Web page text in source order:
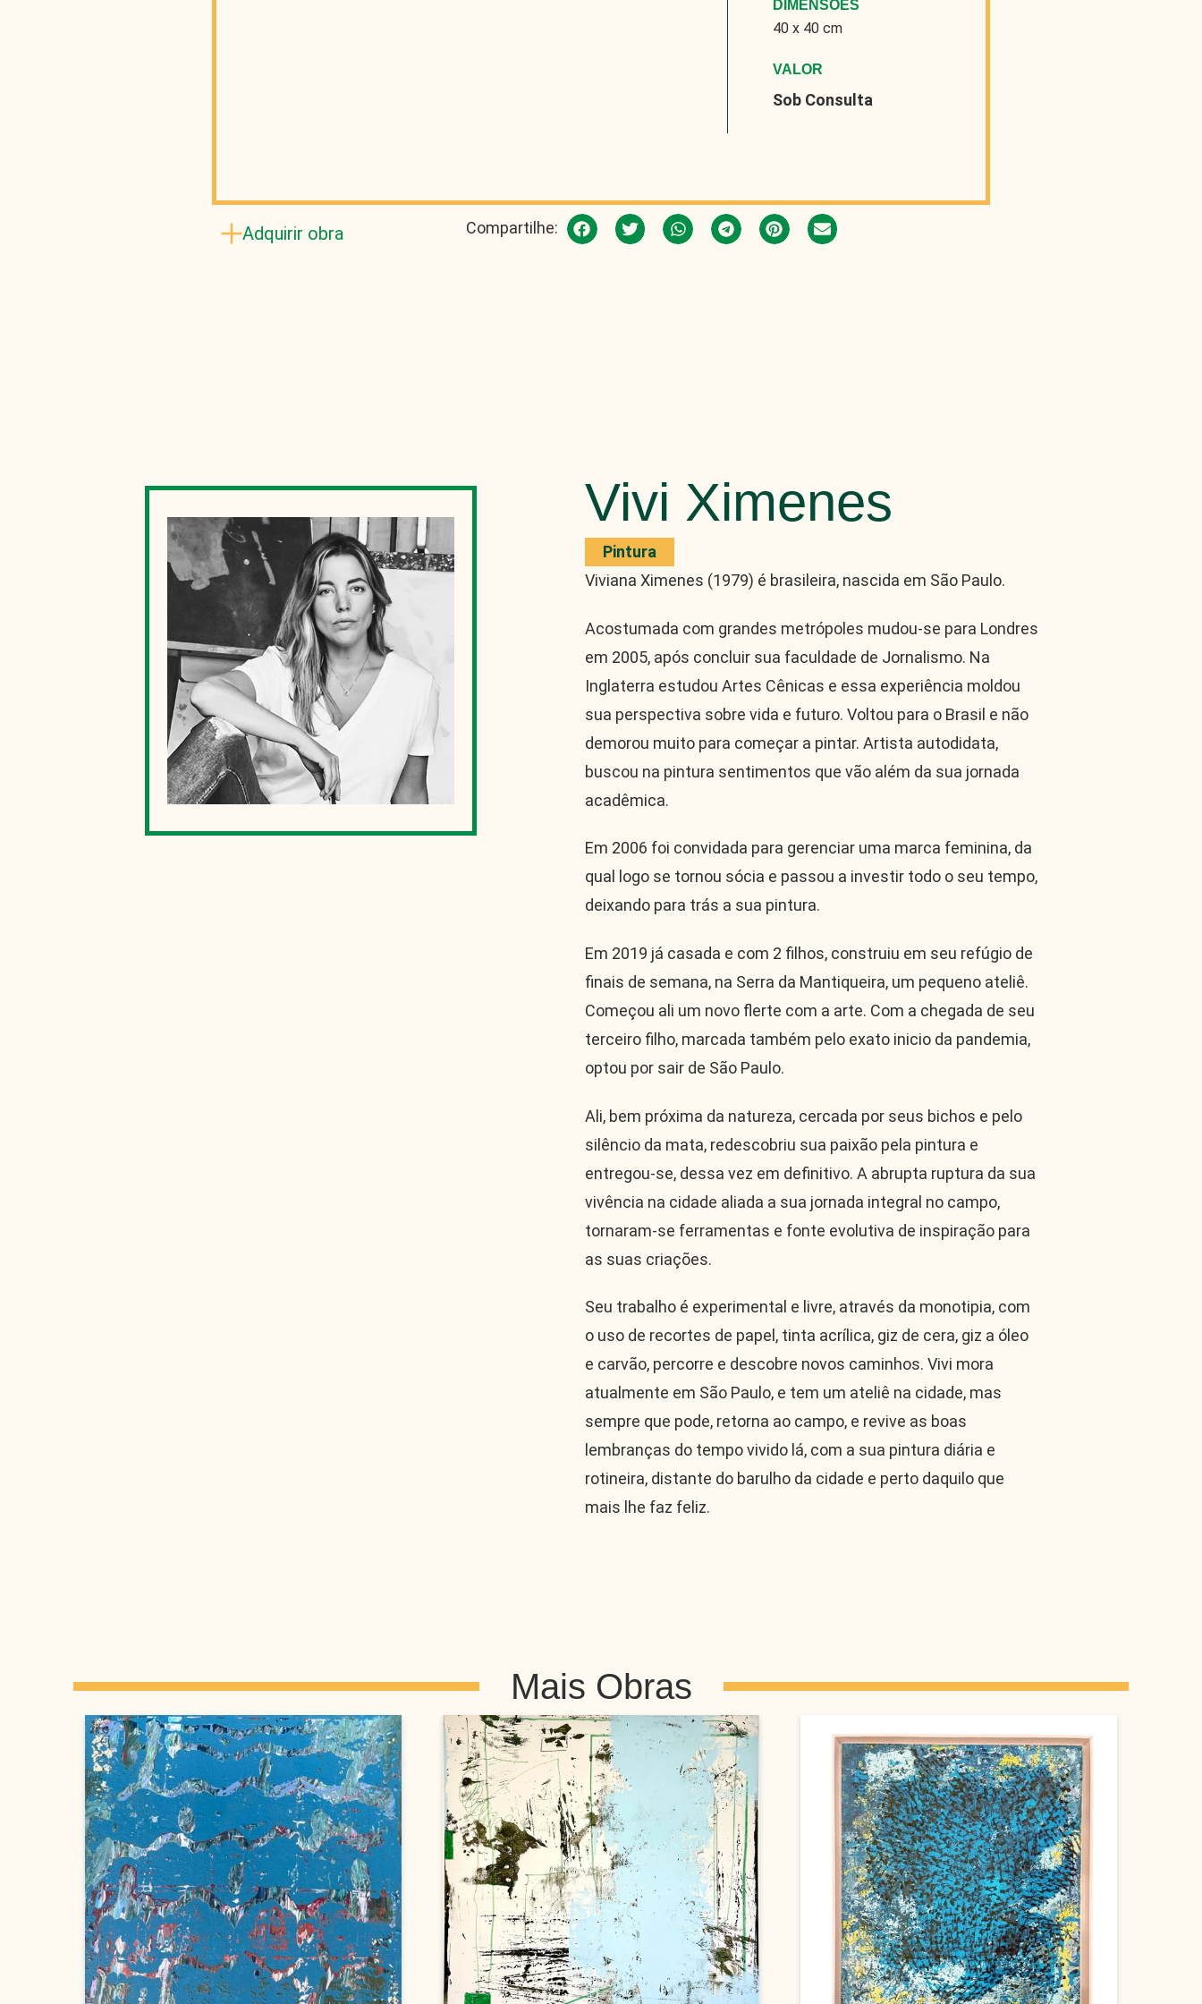
DIMENSÕES
40 x 40 cm
VALOR
Sob Consulta
Adquirir obra Compartilhe:
Vivi Ximenes
Pintura
Viviana Ximenes (1979) é brasileira, nascida em São Paulo.
Acostumada com grandes metrópoles mudou-se para Londres
em 2005, após concluir sua faculdade de Jornalismo. Na
Inglaterra estudou Artes Cênicas e essa experiência moldou
sua perspectiva sobre vida e futuro. Voltou para o Brasil e não
demorou muito para começar a pintar. Artista autodidata,
buscou na pintura sentimentos que vão além da sua jornada
acadêmica.
Em 2006 foi convidada para gerenciar uma marca feminina, da
qual logo se tornou sócia e passou a investir todo o seu tempo,
deixando para trás a sua pintura.
Em 2019 já casada e com 2 filhos, construiu em seu refúgio de
finais de semana, na Serra da Mantiqueira, um pequeno ateliê.
Começou ali um novo flerte com a arte. Com a chegada de seu
terceiro filho, marcada também pelo exato inicio da pandemia,
optou por sair de São Paulo.
Ali, bem próxima da natureza, cercada por seus bichos e pelo
silêncio da mata, redescobriu sua paixão pela pintura e
entregou-se, dessa vez em definitivo. A abrupta ruptura da sua
vivência na cidade aliada a sua jornada integral no campo,
tornaram-se ferramentas e fonte evolutiva de inspiração para
as suas criações.
Seu trabalho é experimental e livre, através da monotipia, com
o uso de recortes de papel, tinta acrílica, giz de cera, giz a óleo
e carvão, percorre e descobre novos caminhos. Vivi mora
atualmente em São Paulo, e tem um ateliê na cidade, mas
sempre que pode, retorna ao campo, e revive as boas
lembranças do tempo vivido lá, com a sua pintura diária e
rotineira, distante do barulho da cidade e perto daquilo que
mais lhe faz feliz.
Mais Obras